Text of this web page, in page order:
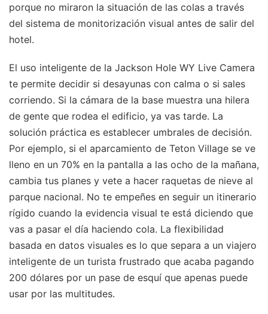
porque no miraron la situación de las colas a través
del sistema de monitorización visual antes de salir del
hotel.
El uso inteligente de la Jackson Hole WY Live Camera
te permite decidir si desayunas con calma o si sales
corriendo. Si la cámara de la base muestra una hilera
de gente que rodea el edificio, ya vas tarde. La
solución práctica es establecer umbrales de decisión.
Por ejemplo, si el aparcamiento de Teton Village se ve
lleno en un 70% en la pantalla a las ocho de la mañana,
cambia tus planes y vete a hacer raquetas de nieve al
parque nacional. No te empeñes en seguir un itinerario
rígido cuando la evidencia visual te está diciendo que
vas a pasar el día haciendo cola. La flexibilidad
basada en datos visuales es lo que separa a un viajero
inteligente de un turista frustrado que acaba pagando
200 dólares por un pase de esquí que apenas puede
usar por las multitudes.